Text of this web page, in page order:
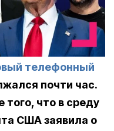
телефонный
почти час.
того, что в среду
США заявила о